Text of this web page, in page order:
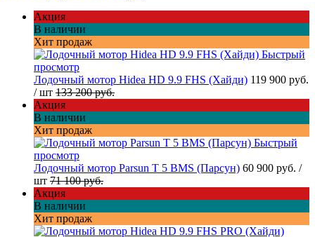
Акция
В наличии
Хит продаж
Быстрый
просмотр
Лодочный мотор Hidea HD 9.9 FHS (Хайди) 119 900 руб.
/ шт 133 200 руб.
Акция
В наличии
Хит продаж
Быстрый
просмотр
Лодочный мотор Parsun T 5 BMS (Парсун) 60 900 руб. /
шт 71 100 руб.
Акция
В наличии
Хит продаж